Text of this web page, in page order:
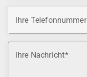
Ihre Telefonnummer
Ihre Nachricht